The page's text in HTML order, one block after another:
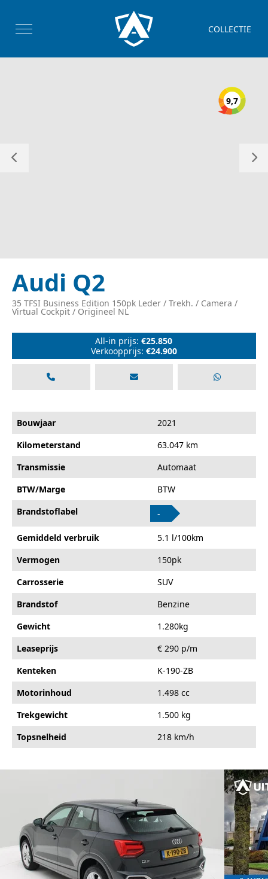
COLLECTIE
9,7
Audi Q2
35 TFSI Business Edition 150pk Leder / Trekh. / Camera /
Virtual Cockpit / Origineel NL
All-in prijs:€25.850
Verkoopprijs: €24.900
Bouwjaar
2021
Kilometerstand
63.047 km
Transmissie
Automaat
BTW/Marge
BTW
Brandstoflabel
-
Gemiddeld verbruik
5.1 l/100km
Vermogen
150pk
Carrosserie
SUV
Brandstof
Benzine
Gewicht
1.280kg
Leaseprijs
€ 290 p/m
Kenteken
K-190-ZB
Motorinhoud
1.498 cc
Trekgewicht
1.500 kg
Topsnelheid
218 km/h